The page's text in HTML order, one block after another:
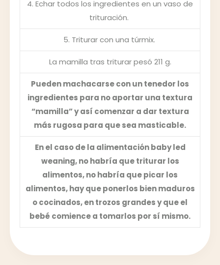
4. Echar todos los ingredientes en un vaso de
trituración.
5. Triturar con una túrmix.
La mamilla tras triturar pesó 211 g.
Pueden machacarse con un tenedor los
ingredientes para no aportar una textura
“mamilla” y así comenzar a dar textura
más rugosa para que sea masticable.
En el caso de la alimentación baby led
weaning, no habría que triturar los
alimentos, no habría que picar los
alimentos, hay que ponerlos bien maduros
o cocinados, en trozos grandes y que el
bebé comience a tomarlos por sí mismo.